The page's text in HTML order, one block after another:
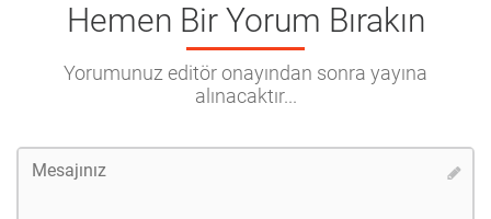
Hemen Bir Yorum Bırakın
Yorumunuz editör onayından sonra yayına
alınacaktır...